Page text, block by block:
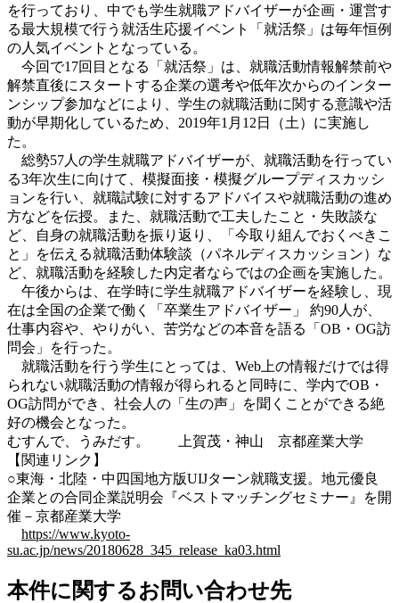
を行っており、中でも学生就職アドバイザーが企画・運営す
る最大規模で行う就活生応援イベント「就活祭」は毎年恒例
の人気イベントとなっている。
今回で17回目となる「就活祭」は、就職活動情報解禁前や
解禁直後にスタートする企業の選考や低年次からのインター
ンシップ参加などにより、学生の就職活動に関する意識や活
動が早期化しているため、2019年1月12日（土）に実施し
た。
総勢57人の学生就職アドバイザーが、就職活動を行ってい
る3年次生に向けて、模擬面接・模擬グループディスカッシ
ョンを行い、就職試験に対するアドバイスや就職活動の進め
方などを伝授。また、就職活動で工夫したこと・失敗談な
ど、自身の就職活動を振り返り、「今取り組んでおくべきこ
と」を伝える就職活動体験談（パネルディスカッション）な
ど、就職活動を経験した内定者ならではの企画を実施した。
午後からは、在学時に学生就職アドバイザーを経験し、現
在は全国の企業で働く「卒業生アドバイザー」 約90人が、
仕事内容や、やりがい、苦労などの本音を語る「OB・OG訪
問会」を行った。
就職活動を行う学生にとっては、Web上の情報だけでは得
られない就職活動の情報が得られると同時に、学内でOB・
OG訪問ができ、社会人の「生の声」を聞くことができる絶
好の機会となった。
むすんで、うみだす。 上賀茂・神山 京都産業大学
【関連リンク】
○東海・北陸・中四国地方版UIJターン就職支援。地元優良
企業との合同企業説明会『ベストマッチングセミナー』を開
催－京都産業大学
https://www.kyoto-
su.ac.jp/news/20180628_345_release_ka03.html
本件に関するお問い合わせ先